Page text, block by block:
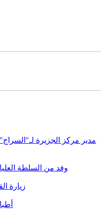
مدير مركز الجزيرة لـ"السراج"
وفد من السلطة
زيارة